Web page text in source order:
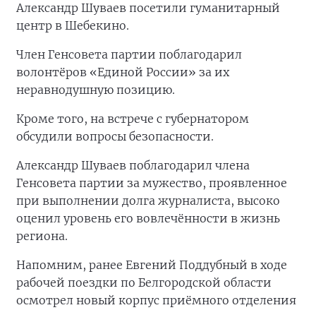
Александр Шуваев посетили гуманитарный
центр в Шебекино.
Член Генсовета партии поблагодарил
волонтёров «Единой России» за их
неравнодушную позицию.
Кроме того, на встрече с губернатором
обсудили вопросы безопасности.
Александр Шуваев поблагодарил члена
Генсовета партии за мужество, проявленное
при выполнении долга журналиста, высоко
оценил уровень его вовлечённости в жизнь
региона.
Напомним, ранее Евгений Поддубный в ходе
рабочей поездки по Белгородской области
осмотрел новый корпус приёмного отделения